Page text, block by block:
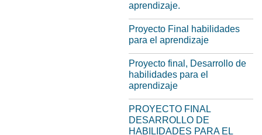
aprendizaje.
Proyecto Final habilidades
para el aprendizaje
Proyecto final, Desarrollo de
habilidades para el
aprendizaje
PROYECTO FINAL
DESARROLLO DE
HABILIDADES PARA EL